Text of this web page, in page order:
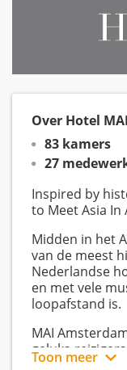
Over Hotel
83 kamers
27
Inspired by
to Meet Asia In
Midden in het
van de meest
Nederlandse
en met vele
loopafstand is.
MAI
geluks-
Toon meer